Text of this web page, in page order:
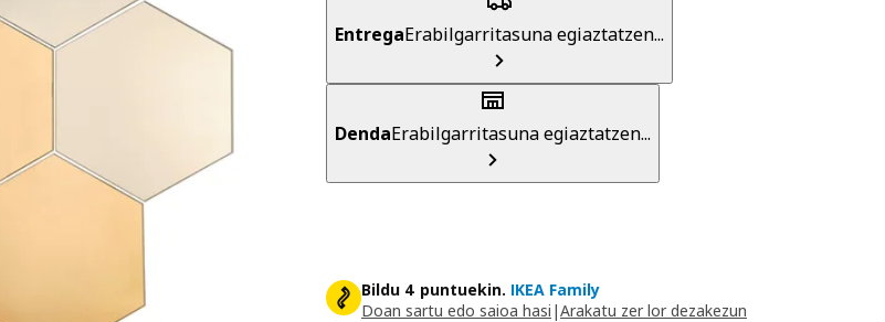
EntregaErabilgarritasuna egiaztatzen...
DendaErabilgarritasuna egiaztatzen...
Bildu 4 puntuekin. IKEA Family
Doan sartu edo saioa hasi |Arakatu zer lor dezakezun